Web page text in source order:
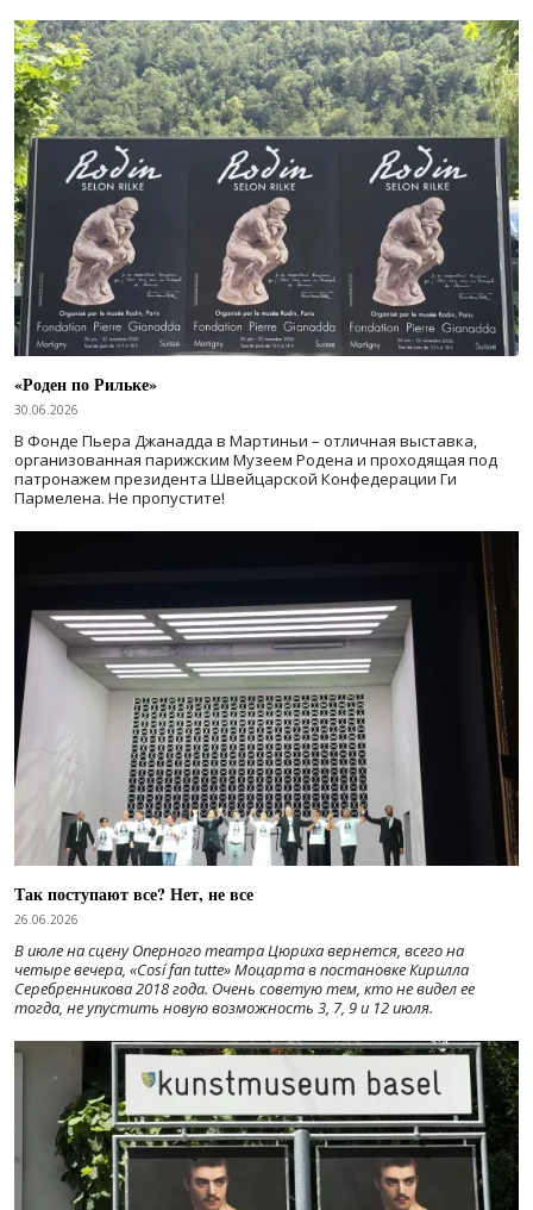
«Роден по Рильке»
30.06.2026
В Фонде Пьера Джанадда в Мартиньи – отличная выставка,
организованная парижским Музеем Родена и проходящая под
патронажем президента Швейцарской Конфедерации Ги
Пармелена. Не пропустите!
Так поступают все? Нет, не все
26.06.2026
В июле на сцену Оперного театра Цюриха вернется, всего на
четыре вечера, «Cosí fan tutte» Моцарта в постановке Кирилла
Серебренникова 2018 года. Очень советую тем, кто не видел ее
тогда, не упустить новую возможность 3, 7, 9 и 12 июля.